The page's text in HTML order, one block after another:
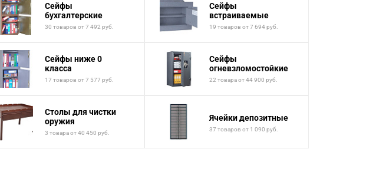
Сейфы
бухгалтерские
30 товаров от 7 492 руб.
Сейфы
встраиваемые
19 товаров от 7 694 руб.
Сейфы ниже 0
класса
17 товаров от 7 577 руб.
Сейфы
огневзломостойкие
22 товара от 44 900 руб.
Столы для чистки
оружия
3 товара от 40 450 руб.
Ячейки депозитные
37 товаров от 1 090 руб.